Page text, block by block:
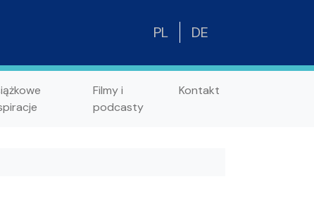
PL DE
Filmy i
podcasty
Kontakt